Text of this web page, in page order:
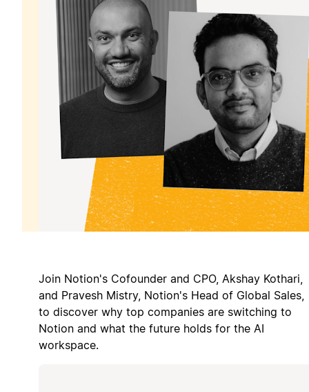
Join Notion's Cofounder and CPO, Akshay Kothari,
and Pravesh Mistry, Notion's Head of Global Sales,
to discover why top companies are switching to
Notion and what the future holds for the AI
workspace.